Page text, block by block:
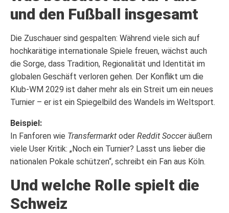
und den Fußball insgesamt
Die Zuschauer sind gespalten: Während viele sich auf
hochkarätige internationale Spiele freuen, wächst auch
die Sorge, dass Tradition, Regionalität und Identität im
globalen Geschäft verloren gehen. Der Konflikt um die
Klub-WM 2029 ist daher mehr als ein Streit um ein neues
Turnier – er ist ein Spiegelbild des Wandels im Weltsport.
Beispiel:
In Fanforen wie Transfermarkt oder Reddit Socceräußern
viele User Kritik: „Noch ein Turnier? Lasst uns lieber die
nationalen Pokale schützen“, schreibt ein Fan aus Köln.
Und welche Rolle spielt die
Schweiz